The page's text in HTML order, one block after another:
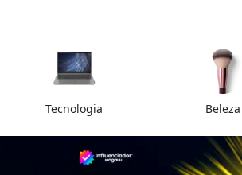
Tecnologia Beleza